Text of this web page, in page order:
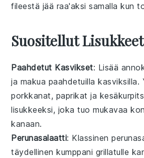
fileestä jää raa'aksi samalla kun
Suositellut Lisukkeet
Paahdetut Kasvikset: Lisää
ja makua paahdetuilla kasviksilla.
porkkanat, paprikat ja
lisukkeeksi, joka tuo mukavaa
kanaan.
Perunasalaatti: Klassinen
täydellinen kumppani grillatulle